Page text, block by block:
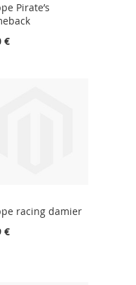
Pirate’s
€
racing damier
€